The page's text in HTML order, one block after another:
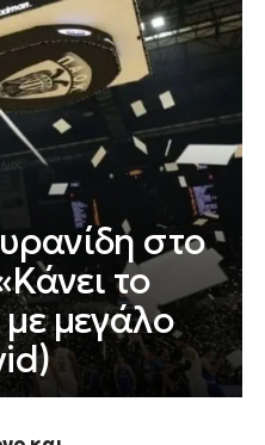
στο
το
μεγάλο